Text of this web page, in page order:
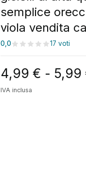
semplice
viola vendita
0,0 17 voti
4,99 € - 5,99
IVA inclusa